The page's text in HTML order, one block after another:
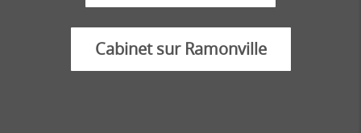
Cabinet sur Ramonville